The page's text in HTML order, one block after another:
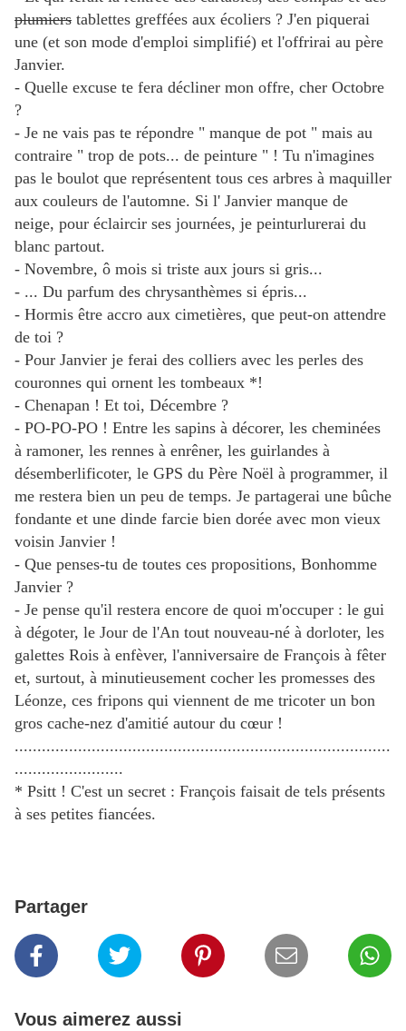
plumiers tablettes greffées aux écoliers ? J'en piquerai
une (et son mode d'emploi simplifié) et l'offrirai au père
Janvier.
- Quelle excuse te fera décliner mon offre, cher Octobre
?
- Je ne vais pas te répondre " manque de pot " mais au
contraire " trop de pots... de peinture " ! Tu n'imagines
pas le boulot que représentent tous ces arbres à maquiller
aux couleurs de l'automne. Si l' Janvier manque de
neige, pour éclaircir ses journées, je peinturlurerai du
blanc partout.
- Novembre, ô mois si triste aux jours si gris...
- ... Du parfum des chrysanthèmes si épris...
- Hormis être accro aux cimetières, que peut-on attendre
de toi ?
- Pour Janvier je ferai des colliers avec les perles des
couronnes qui ornent les tombeaux *!
- Chenapan ! Et toi, Décembre ?
- PO-PO-PO ! Entre les sapins à décorer, les cheminées
à ramoner, les rennes à enrêner, les guirlandes à
désemberlificoter, le GPS du Père Noël à programmer, il
me restera bien un peu de temps. Je partagerai une bûche
fondante et une dinde farcie bien dorée avec mon vieux
voisin Janvier !
- Que penses-tu de toutes ces propositions, Bonhomme
Janvier ?
- Je pense qu'il restera encore de quoi m'occuper : le gui
à dégoter, le Jour de l'An tout nouveau-né à dorloter, les
galettes Rois à enfèver, l'anniversaire de François à fêter
et, surtout, à minutieusement cocher les promesses des
Léonze, ces fripons qui viennent de me tricoter un bon
gros cache-nez d'amitié autour du cœur !
...................................................................................
........................
* Psitt ! C'est un secret : François faisait de tels présents
à ses petites fiancées.
Partager
Vous aimerez aussi